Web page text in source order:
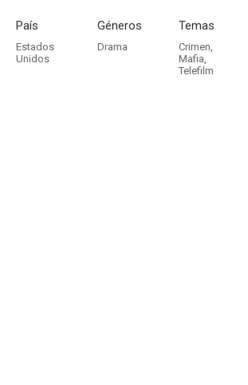
País
Estados
Unidos
Géneros
Drama
Temas
Crimen,
Mafia,
Telefilm